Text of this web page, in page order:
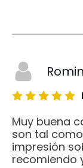
Muy buena
son tal
impresión
recomiendo